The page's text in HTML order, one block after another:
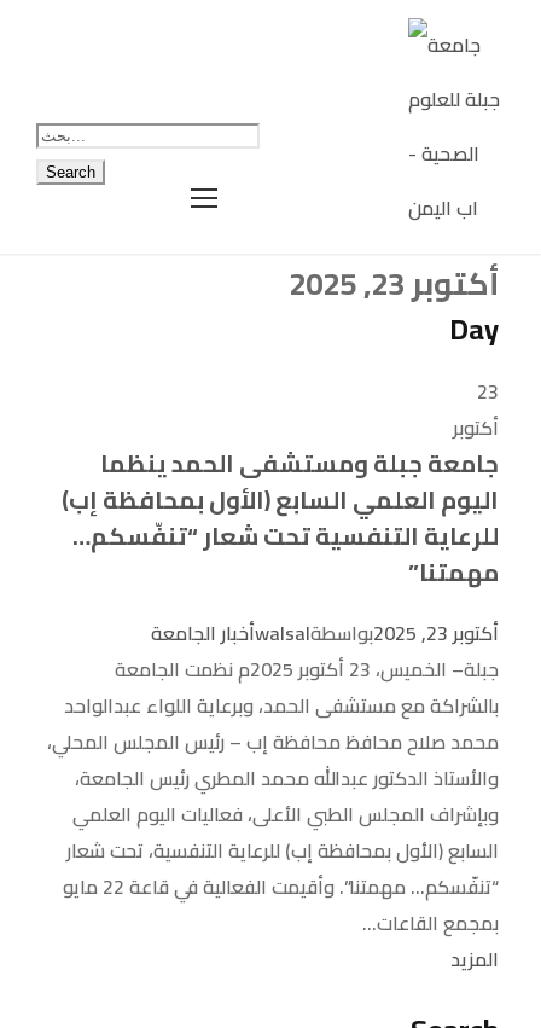
أكتوبر 23, 2025
Day
23
أكتوبر
جامعة جبلة ومستشفى الحمد ينظما
اليوم العلمي السابع (الأول بمحافظة إب)
للرعاية التنفسية تحت شعار “تنفّسكم…
مهمتنا”
أكتوبر 23, 2025 بواسطةwalsalأخبار الجامعة
جبلة– الخميس، 23 أكتوبر 2025م نظمت الجامعة
بالشراكة مع مستشفى الحمد، وبرعاية اللواء عبدالواحد
محمد صلاح محافظ محافظة إب – رئيس المجلس المحلي،
والأستاذ الدكتور عبدالله محمد المطري رئيس الجامعة،
وبإشراف المجلس الطبي الأعلى، فعاليات اليوم العلمي
السابع (الأول بمحافظة إب) للرعاية التنفسية، تحت شعار
“تنفّسكم… مهمتنا”. وأقيمت الفعالية في قاعة 22 مايو
بمجمع القاعات...
المزيد